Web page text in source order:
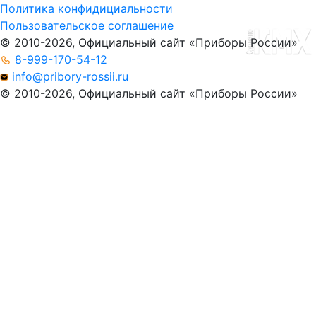
Политика конфидициальности
Пользовательское соглашение
© 2010-2026, Официальный сайт «Приборы России»
8-999-170-54-12
info@pribory-rossii.ru
© 2010-2026, Официальный сайт «Приборы России»